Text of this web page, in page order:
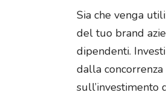
Sia che venga
del tuo brand
dipendenti.
dalla
sull’investimento